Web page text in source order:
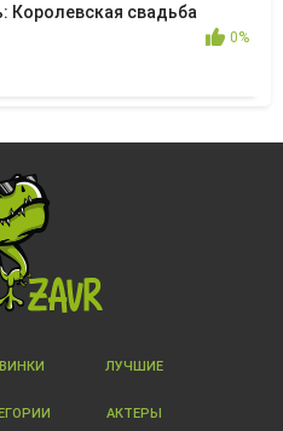
Королевская свадьба
0%
ЛУЧШИЕ
АКТЕРЫ